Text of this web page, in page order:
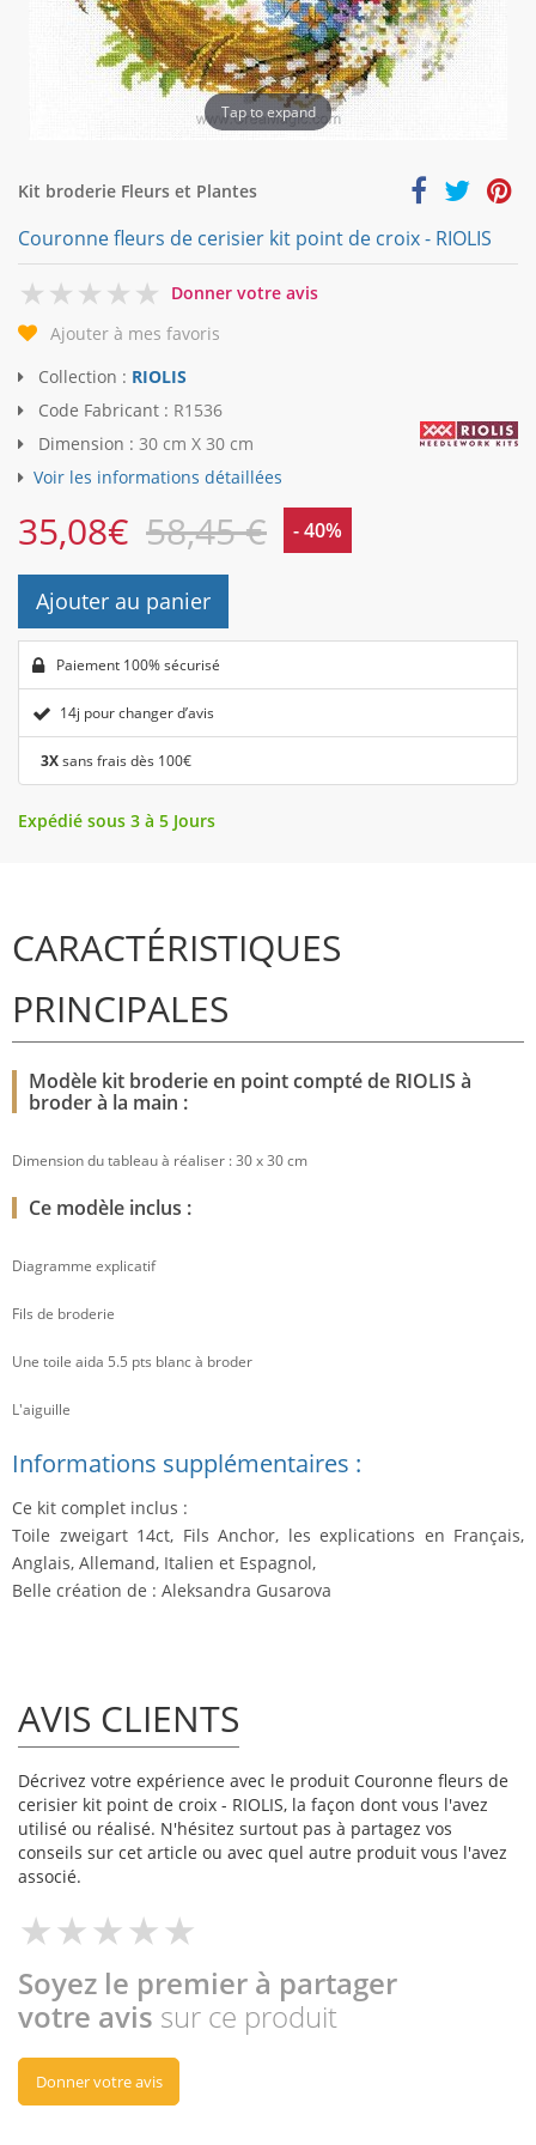
Tap to expand
Kit broderie Fleurs et Plantes
Couronne fleurs de cerisier kit point de croix - RIOLIS
0
Donner votre avis
Ajouter à mes favoris
Collection : RIOLIS
Code Fabricant : R1536
Dimension : 30 cm X 30 cm
Voir les informations détaillées
35,08€ 58,45 € - 40%
Ajouter au panier
Paiement 100% sécurisé
14j pour changer d’avis
3Xsans frais dès 100€
Expédié sous 3 à 5 Jours
CARACTÉRISTIQUES
PRINCIPALES
Modèle kit broderie en point compté de RIOLIS à
broder à la main :
Dimension du tableau à réaliser : 30 x 30 cm
Ce modèle inclus :
Diagramme explicatif
Fils de broderie
Une toile aida 5.5 pts blanc à broder
L'aiguille
Informations supplémentaires :
Ce kit complet inclus :
Toile zweigart 14ct, Fils Anchor, les explications en Français,
Anglais, Allemand, Italien et Espagnol,
Belle création de : Aleksandra Gusarova
AVIS CLIENTS
Décrivez votre expérience avec le produit Couronne fleurs de
cerisier kit point de croix - RIOLIS, la façon dont vous l'avez
utilisé ou réalisé. N'hésitez surtout pas à partagez vos
conseils sur cet article ou avec quel autre produit vous l'avez
associé.
Soyez le premier à partager
votre avis sur ce produit
Donner votre avis